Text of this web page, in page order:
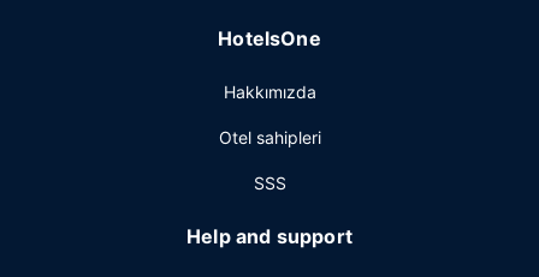
HotelsOne
Hakkımızda
Otel sahipleri
SSS
Help and support